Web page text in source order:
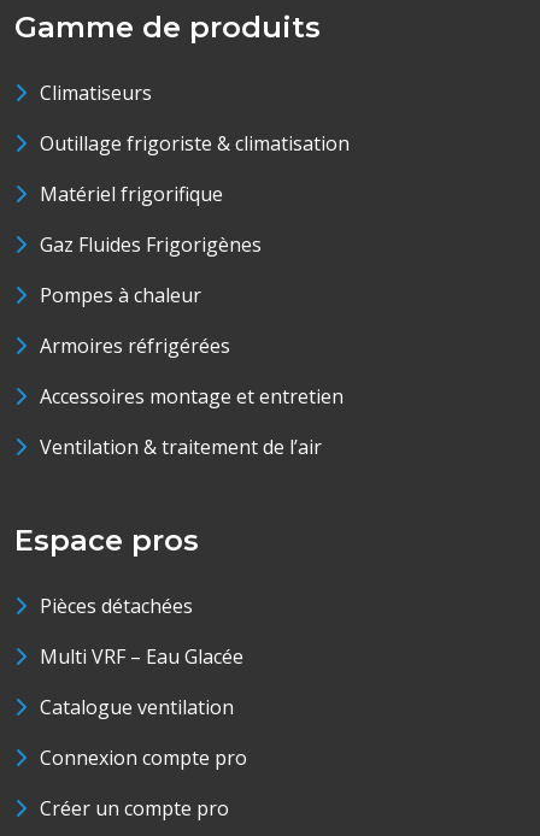
Gamme de produits
Climatiseurs
Outillage frigoriste & climatisation
Matériel frigorifique
Gaz Fluides Frigorigènes
Pompes à chaleur
Armoires réfrigérées
Accessoires montage et entretien
Ventilation & traitement de l’air
Espace pros
Pièces détachées
Multi VRF – Eau Glacée
Catalogue ventilation
Connexion compte pro
Créer un compte pro